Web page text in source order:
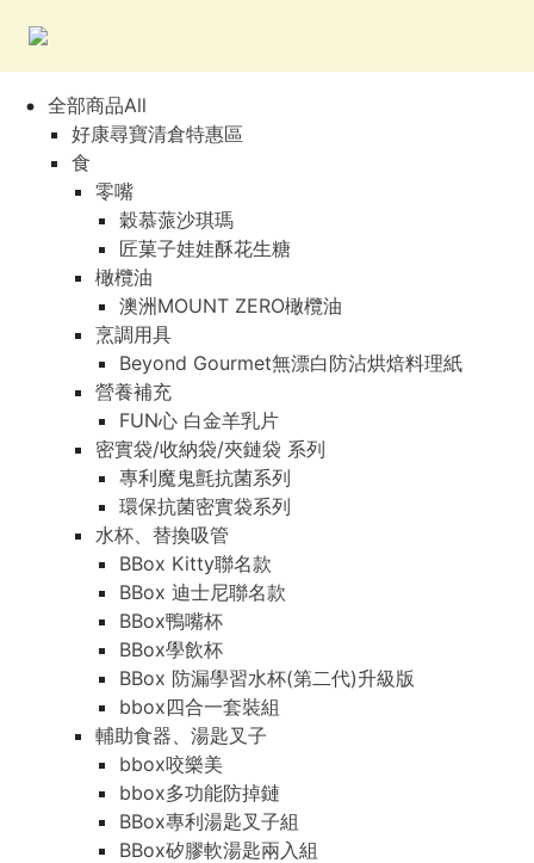
全部商品All
好康尋寶清倉特惠區
食
零嘴
穀慕蒎沙琪瑪
匠菓子娃娃酥花生糖
橄欖油
澳洲MOUNT ZERO橄欖油
烹調用具
Beyond Gourmet無漂白防沾烘焙料理紙
營養補充
FUN心 白金羊乳片
密實袋/收納袋/夾鏈袋 系列
專利魔鬼氈抗菌系列
環保抗菌密實袋系列
水杯、替換吸管
BBox Kitty聯名款
BBox 迪士尼聯名款
BBox鴨嘴杯
BBox學飲杯
BBox 防漏學習水杯(第二代)升級版
bbox四合一套裝組
輔助食器、湯匙叉子
bbox咬樂美
bbox多功能防掉鏈
BBox專利湯匙叉子組
BBox矽膠軟湯匙兩入組